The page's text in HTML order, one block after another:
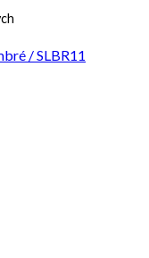
/ SLBR11